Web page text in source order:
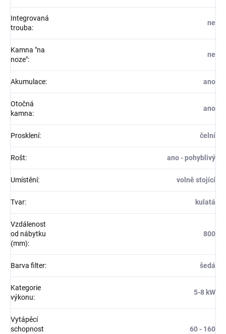
Integrovaná
trouba:
ne
Kamna "na
noze":
ne
Akumulace: ano
Otočná
kamna:
ano
Prosklení: čelní
Rošt: ano - pohyblivý
Umístění: volně stojící
Tvar: kulatá
Vzdálenost
od nábytku
(mm):
800
Barva filter: šedá
Kategorie
výkonu:
5-8 kW
Vytápěcí
schopnost
60 - 160